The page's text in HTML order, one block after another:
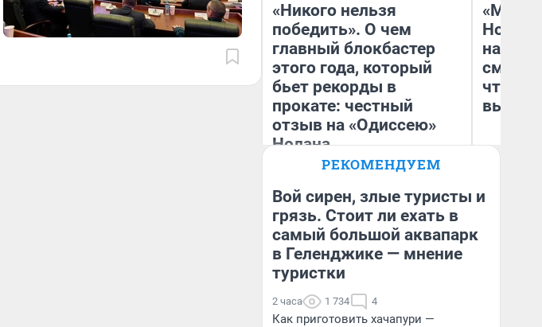
«Никого нельзя
победить». О чем
главный блокбастер
этого года, который
бьет рекорды в
прокате: честный
отзыв на «Одиссею»
Нолана
Стас Соколов
«Мы
чтобы
РЕКОМЕНДУЕМ
Вой сирен, злые туристы и
грязь. Стоит ли ехать в
самый большой аквапарк
в Геленджике — мнение
туристки
2 часа 1 734 4
Как приготовить хачапури —